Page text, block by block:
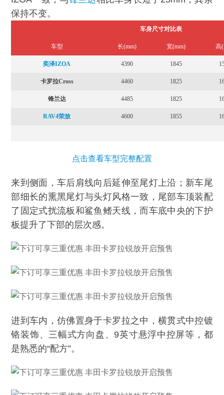
保持不变。
车身尺寸对比表
车型 长(mm) 宽(mm) 高
奕泽IZOA 4390 1845
卡罗拉Cross 4460 1825
锋兰达 4485 1825
RAV4荣放 4600 1855
点击查看车型完整配置
来到侧面，车后肩线向后延伸至尾灯上沿；新车尾
部细长的熏黑尾灯与头灯风格一致，尾部车顶装配
了固定式扰流板和鲨鱼鳍天线，而车底中央的下护
板提升了下部的层次感。
进到车内，仿佛置身于卡罗拉之中，横贯式中控镀
铬装饰、三幅式方向盘、9英寸悬浮中控屏等，都
是熟悉的“配方”。